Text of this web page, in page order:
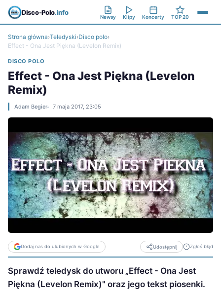
Disco-Polo.info
Newsy Klipy Koncerty TOP 20
Strona główna›Teledyski›Disco polo›
Effect - Ona Jest Piękna (Levelon Remix)
DISCO POLO
Effect - Ona Jest Piękna (Levelon
Remix)
Adam Begier 7 maja 2017, 23:05
Dodaj nas do ulubionych w Google Udostępnij Zgłoś błąd
Sprawdź teledysk do utworu „Effect - Ona Jest
Piękna (Levelon Remix)" oraz jego tekst piosenki.